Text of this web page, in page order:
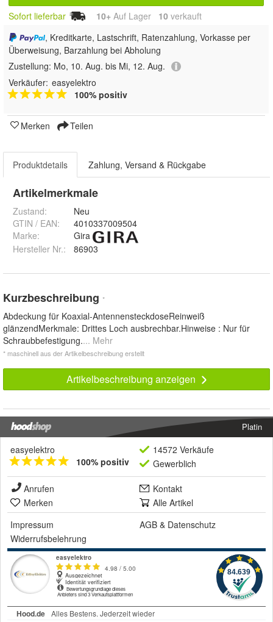
Sofort lieferbar 10+ Auf Lager 10 verkauft
, Kreditkarte, Lastschrift, Ratenzahlung, Vorkasse per
Überweisung, Barzahlung bei Abholung
Zustellung: Mo, 10. Aug. bis Mi, 12. Aug.
Verkäufer: easyelektro
100% positiv
Merken Teilen
Produktdetails Zahlung, Versand & Rückgabe
Artikelmerkmale
Zustand:
Neu
GTIN / EAN:
4010337009504
Marke:
Gira
Hersteller Nr.:
86903
Kurzbeschreibung *
Abdeckung für Koaxial-AntennensteckdoseReinweiß
glänzendMerkmale: Drittes Loch ausbrechbar.Hinweise : Nur für
Schraubbefestigung.... Mehr
* maschinell aus der Artikelbeschreibung erstellt
Artikelbeschreibung anzeigen
Platin
easyelektro
100% positiv
14572 Verkäufe
Gewerblich
Anrufen
Kontakt
Merken
Alle Artikel
Impressum
AGB & Datenschutz
Widerrufsbelehrung